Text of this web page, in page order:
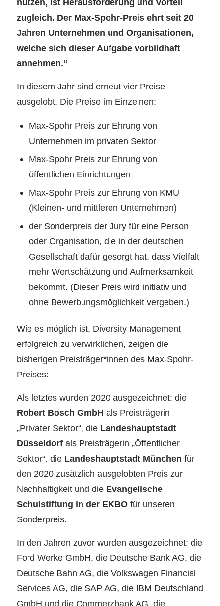
nutzen, ist Herausforderung und Vorteil
zugleich. Der Max-Spohr-Preis ehrt seit 20
Jahren Unternehmen und Organisationen,
welche sich dieser Aufgabe vorbildhaft
annehmen.“
In diesem Jahr sind erneut vier Preise
ausgelobt. Die Preise im Einzelnen:
Max-Spohr Preis zur Ehrung von
Unternehmen im privaten Sektor
Max-Spohr Preis zur Ehrung von
öffentlichen Einrichtungen
Max-Spohr Preis zur Ehrung von KMU
(Kleinen- und mittleren Unternehmen)
der Sonderpreis der Jury für eine Person
oder Organisation, die in der deutschen
Gesellschaft dafür gesorgt hat, dass Vielfalt
mehr Wertschätzung und Aufmerksamkeit
bekommt. (Dieser Preis wird initiativ und
ohne Bewerbungsmöglichkeit vergeben.)
Wie es möglich ist, Diversity Management
erfolgreich zu verwirklichen, zeigen die
bisherigen Preisträger*innen des Max-Spohr-
Preises:
Als letztes wurden 2020 ausgezeichnet: die
Robert Bosch GmbH als Preisträgerin
„Privater Sektor“, die Landeshauptstadt
Düsseldorf als Preisträgerin „Öffentlicher
Sektor“, die Landeshauptstadt München für
den 2020 zusätzlich ausgelobten Preis zur
Nachhaltigkeit und die Evangelische
Schulstiftung in der EKBOfür unseren
Sonderpreis.
In den Jahren zuvor wurden ausgezeichnet: die
Ford Werke GmbH, die Deutsche Bank AG, die
Deutsche Bahn AG, die Volkswagen Financial
Services AG, die SAP AG, die IBM Deutschland
GmbH und die Commerzbank AG, die